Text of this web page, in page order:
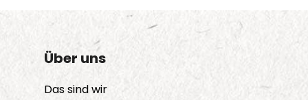
auf.
Über uns
Das sind wir